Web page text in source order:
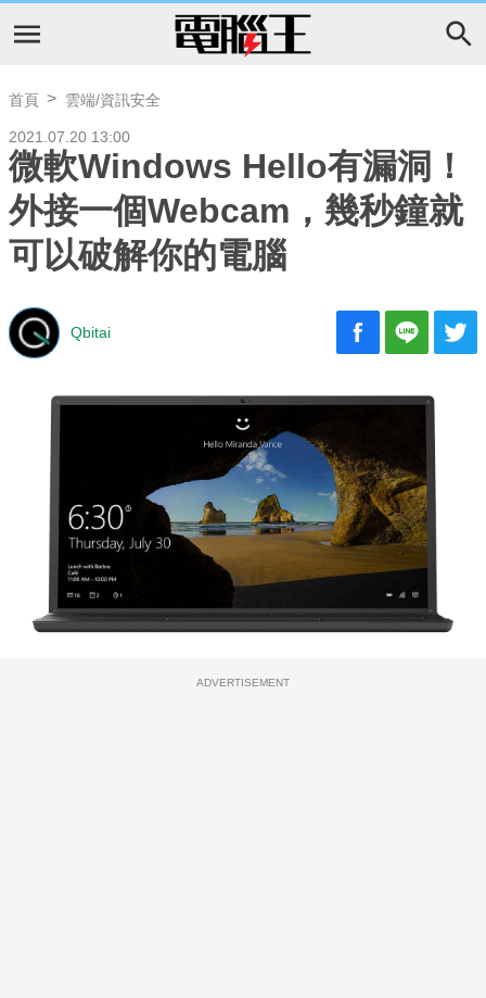
首頁 雲端/資訊安全
2021.07.20 13:00
微軟Windows Hello有漏洞！
外接一個Webcam，幾秒鐘就
可以破解你的電腦
Qbitai
ADVERTISEMENT